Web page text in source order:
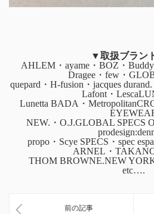
▼取扱ブラン
AHLEM・ayame・BOZ・
Dragee・few・
quepard・H-fusion・jacques
Lafont・
Lunetta BADA・
NEW.・O.J.GLOBAL SPECS
propo・Scye SPECS・spec
ARNEL・
THOM BROWNE.NEW
etc….
前の記事